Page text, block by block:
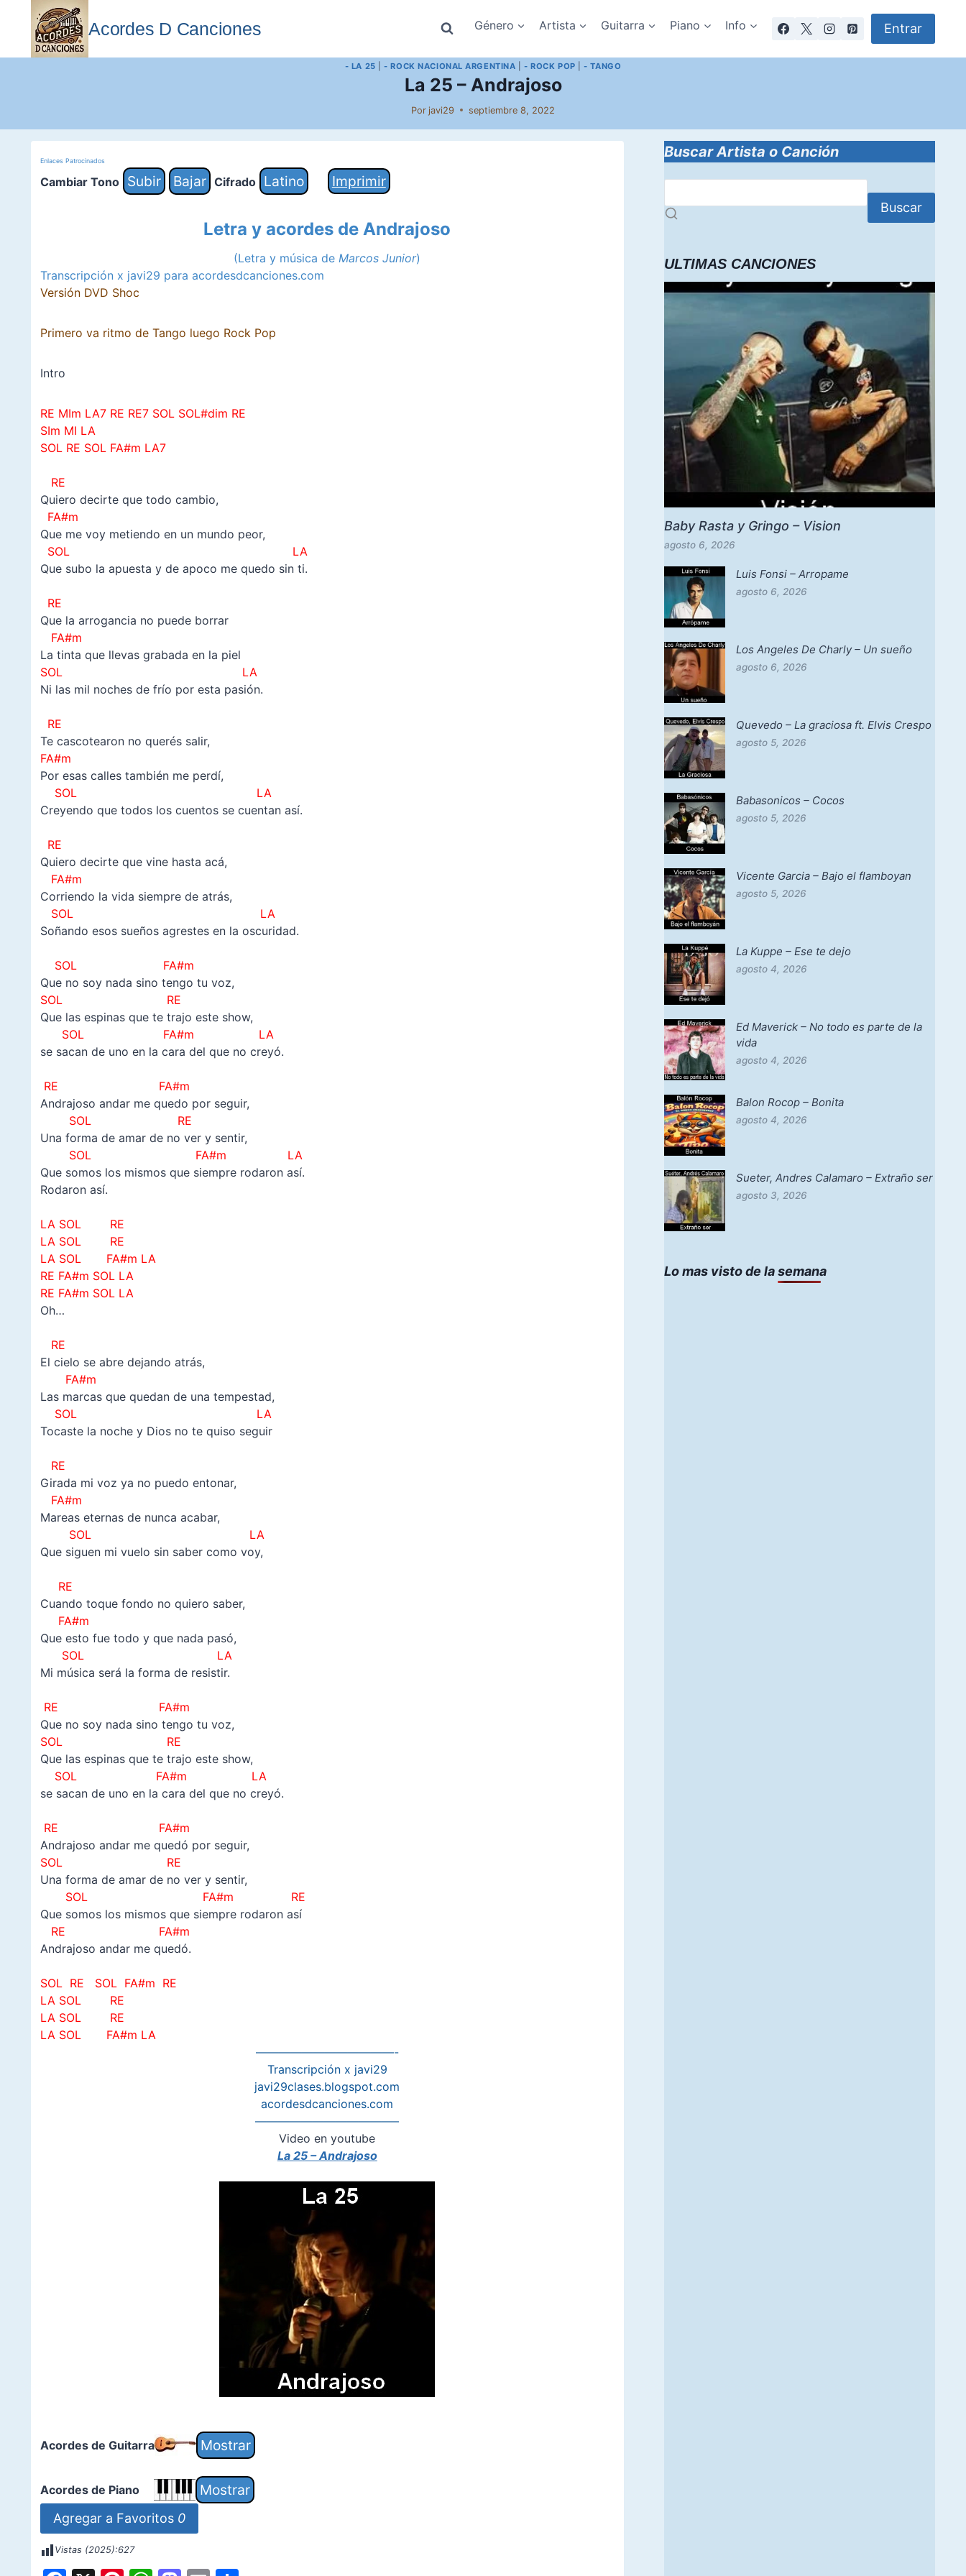
contenido
Acordes D Canciones Género Artista Guitarra Piano Info Entrar
- LA 25 |- ROCK NACIONAL ARGENTINA |- ROCK POP |- TANGO
La 25 – Andrajoso
Por javi29 septiembre 8, 2022
Enlaces Patrocinados
Cambiar Tono Subir Bajar Cifrado Latino Imprimir
Letra y acordes de Andrajoso
(Letra y música de Marcos Junior)
Transcripción x javi29 para acordesdcanciones.com
Versión DVD Shoc
Primero va ritmo de Tango luego Rock Pop
Intro
RE MIm LA7 RE RE7 SOL SOL#dim RE
SIm MI LA
SOL RE SOL FA#m LA7
RE
Quiero decirte que todo cambio,
FA#m
Que me voy metiendo en un mundo peor,
SOL LA
Que subo la apuesta y de apoco me quedo sin ti.
RE
Que la arrogancia no puede borrar
FA#m
La tinta que llevas grabada en la piel
SOL LA
Ni las mil noches de frío por esta pasión.
RE
Te cascotearon no querés salir,
FA#m
Por esas calles también me perdí,
SOL LA
Creyendo que todos los cuentos se cuentan así.
RE
Quiero decirte que vine hasta acá,
FA#m
Corriendo la vida siempre de atrás,
SOL LA
Soñando esos sueños agrestes en la oscuridad.
SOL FA#m
Que no soy nada sino tengo tu voz,
SOL RE
Que las espinas que te trajo este show,
SOL FA#m LA
se sacan de uno en la cara del que no creyó.
RE FA#m
Andrajoso andar me quedo por seguir,
SOL RE
Una forma de amar de no ver y sentir,
SOL FA#m LA
Que somos los mismos que siempre rodaron así.
Rodaron así.
LA SOL RE
LA SOL RE
LA SOL FA#m LA
RE FA#m SOL LA
RE FA#m SOL LA
Oh…
RE
El cielo se abre dejando atrás,
FA#m
Las marcas que quedan de una tempestad,
SOL LA
Tocaste la noche y Dios no te quiso seguir
RE
Girada mi voz ya no puedo entonar,
FA#m
Mareas eternas de nunca acabar,
SOL LA
Que siguen mi vuelo sin saber como voy,
RE
Cuando toque fondo no quiero saber,
FA#m
Que esto fue todo y que nada pasó,
SOL LA
Mi música será la forma de resistir.
RE FA#m
Que no soy nada sino tengo tu voz,
SOL RE
Que las espinas que te trajo este show,
SOL FA#m LA
se sacan de uno en la cara del que no creyó.
RE FA#m
Andrajoso andar me quedó por seguir,
SOL RE
Una forma de amar de no ver y sentir,
SOL FA#m RE
Que somos los mismos que siempre rodaron así
RE FA#m
Andrajoso andar me quedó.
SOL RE
SOL FA#m RE
LA SOL RE
LA SOL RE
LA SOL FA#m LA
————————————-
Transcripción x javi29
javi29clases.blogspot.com
acordesdcanciones.com
————————————–
Video en youtube
La 25 – Andrajoso
Acordes de Guitarra
Acordes de Piano
Agregar a Favoritos 0
Vistas (2025):627
Buscar Artista o Canción
Buscar
ULTIMAS CANCIONES
Baby Rasta y Gringo – Vision
agosto 6, 2026
Luis Fonsi – Arropame
agosto 6, 2026
Los Angeles De Charly – Un sueño
agosto 6, 2026
Quevedo – La graciosa ft. Elvis Crespo
agosto 5, 2026
Babasonicos – Cocos
agosto 5, 2026
Vicente Garcia – Bajo el flamboyan
agosto 5, 2026
La Kuppe – Ese te dejo
agosto 4, 2026
Ed Maverick – No todo es parte de la
vida
agosto 4, 2026
Balon Rocop – Bonita
agosto 4, 2026
Sueter, Andres Calamaro – Extraño ser
agosto 3, 2026
Lo mas visto de la semana